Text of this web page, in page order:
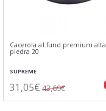
Cacerola al.fund.premium alta
piedra 20
SUPREME
31,05€ 43,69€